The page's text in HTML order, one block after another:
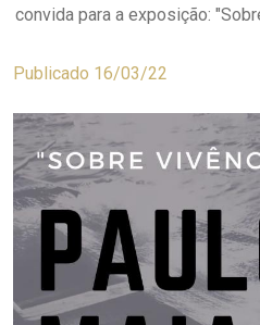
convida para a exposição:
Publicado 16/03/22